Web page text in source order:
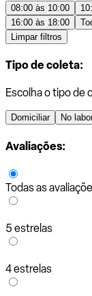
08:00 às 10:00
16:00 às 18:00
Limpar filtros
Tipo de coleta:
Escolha o tipo de
Domiciliar No
Avaliações:
Todas as
5 estrelas
4 estrelas